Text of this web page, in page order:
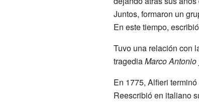
Juntos, formaron un
En este tiempo,
Tuvo una relación con
tragediaMarco
En 1775, Alfieri
Reescribió en italiano